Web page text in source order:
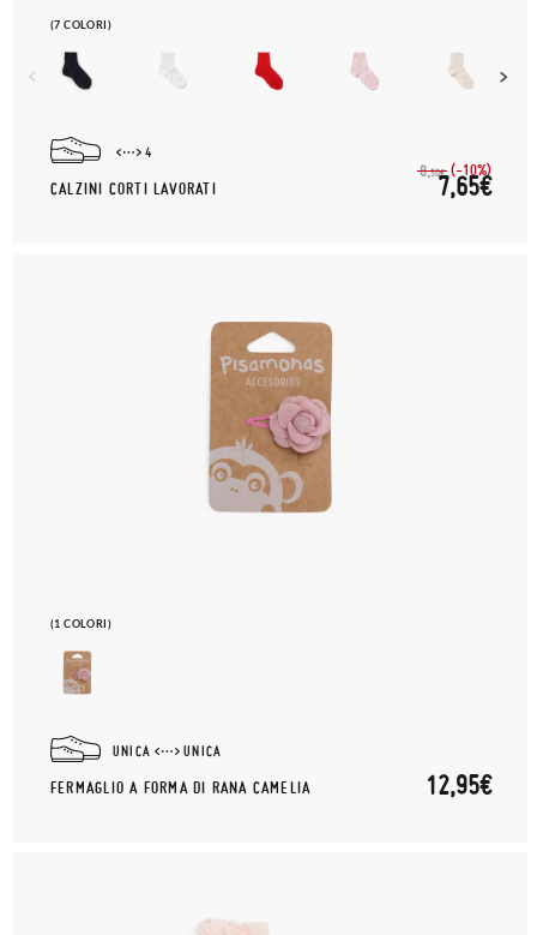
(7 COLORI)
4
CALZINI CORTI LAVORATI
8,50€ (-10%)
7,65€
(1 COLORI)
UNICA UNICA
FERMAGLIO A FORMA DI RANA CAMELIA 12,95€